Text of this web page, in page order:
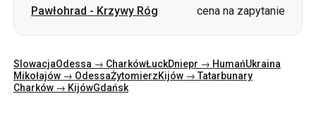
Pawłohrad - Krzywy Róg cena na zapytanie
SlowacjaOdessa → CharkówŁuckDniepr → HumańUkraina
Mikołajów → OdessaŻytomierzKijów → Tatarbunary
Charków → KijówGdańsk